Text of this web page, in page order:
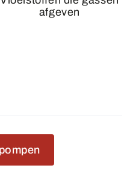
afgeven